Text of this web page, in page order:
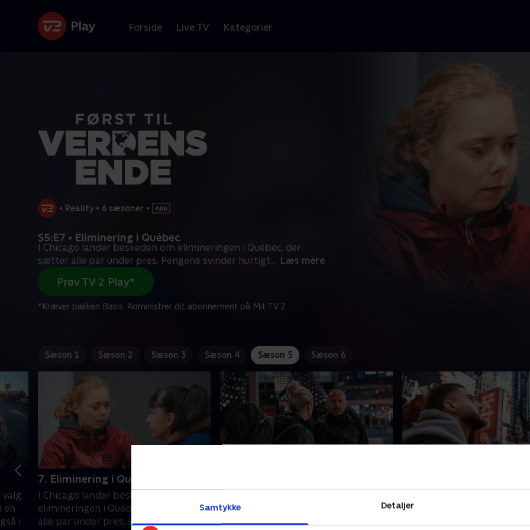
Samtykke Detaljer
Forside Live TV Kategorier
• Reality • 6 sæsoner •
S5:E7 • Eliminering i Québec
I Chicago lander beskeden om elimineringen i Québec, der
sætter alle par under pres. Pengene svinder hurtigt... Læs mere
Prøv TV 2 Play*
*Kræver pakken Basis. Administrer dit abonnement på Mit TV 2.
Sæson 1 Sæson 2 Sæson 3 Sæson 4 Sæson 5 Sæson 6
en
i
7. Eliminering i Québec
I Chicago lander beskeden om
elimineringen i Québec, der sætter
alle par under pres. Pengene svinder
konkurrencen
Parrene ligger nu næsten side om
og kan starte finaleetapen